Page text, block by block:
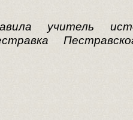
учитель